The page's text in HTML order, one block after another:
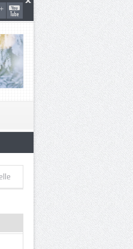
Artistes de la Vie » Malade…